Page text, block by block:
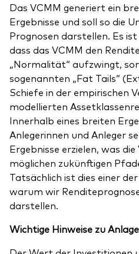
Das VCMM generiert ein
Ergebnisse und soll so die
Prognosen darstellen. Es
dass das VCMM den
„Normalität“ aufzwingt,
sogenannten „Fat Tails“
Schiefe in der empirischen
modellierten
Innerhalb eines breiten
Anlegerinnen und Anleger
Ergebnisse erzielen, was
möglichen zukünftigen
Tatsächlich ist dies einer
warum wir
darstellen.
Wichtige Hinweise zu